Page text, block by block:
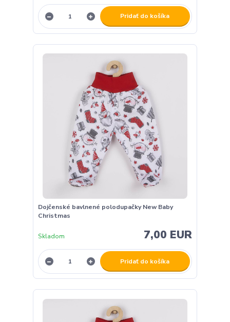
Pridať do košíka
Dojčenské bavlnené polodupačky New Baby
Christmas
7,00 EUR
Skladom
Pridať do košíka